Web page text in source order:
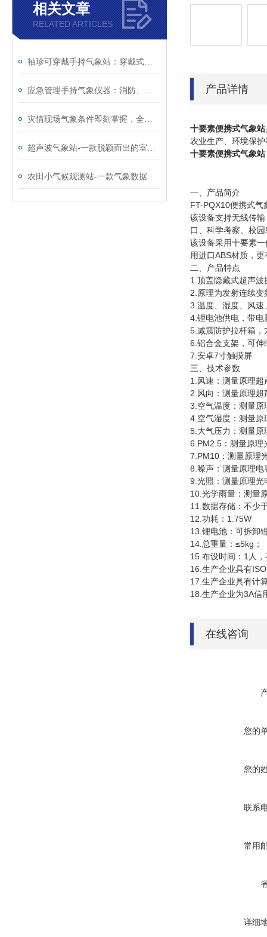
相关文章
RELATED ARTICLES
产品详情
十要素便携式气象站
农业生产、环境保
十要素便携式气象站
一、产品简介
FT-PQX10便携式气
该设备支持无线传
口、科学考察、校
该设备采用十要素
用进口ABS材质，更
二、产品特点
1. 顶盖隐藏式超声波
2. 原理为发射连续
3. 温度、湿度、风速
4. 锂电池供电，带电
5. 减震防护拉杆箱，
6 铝合金支架，可伸
7 安卓7寸触摸屏
三、技术参数
1. 风速：测量原理超
2. 风向：测量原理超
3. 空气温度：测量
4. 空气湿度：测量原
5. 大气压力：测量原
6.PM2.5 ：测量原
7.PM10 ：测量原理
8. 噪声：测量原理电
9. 光照：测量原理光
10. 光学雨量：测量
11. 数据存储：不少
12. 功耗： 1.75W
13. 锂电池：可拆卸
14. 总重量：≤5kg ；
15. 布设时间： 1 人
16. 生产企业具有ISO
17. 生产企业具有计
18. 生产企业为3A信
在线咨询
您的
您的
联系
常用
详细